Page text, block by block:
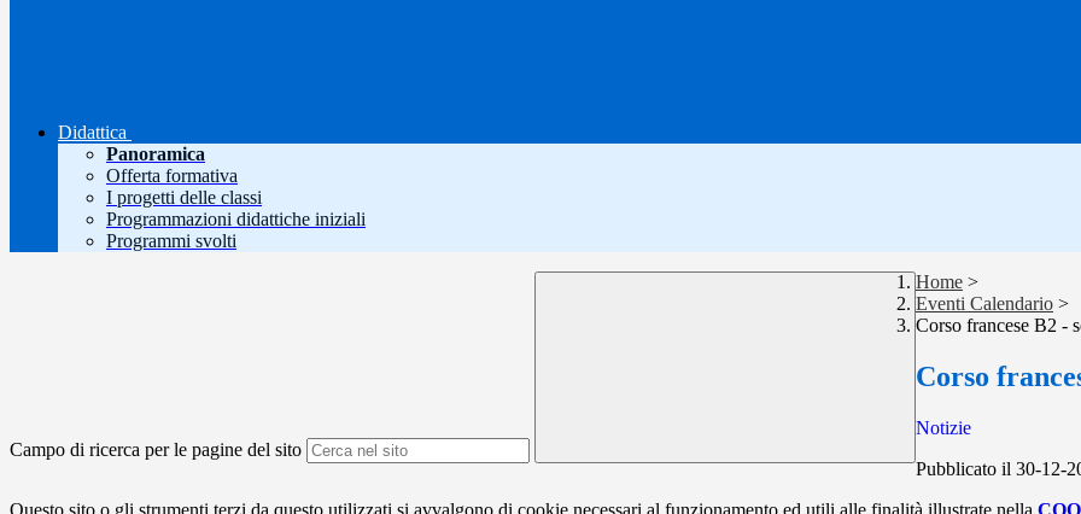
Didattica
Panoramica
Offerta formativa
I progetti delle classi
Programmazioni didattiche iniziali
Programmi svolti
Campo di ricerca per le pagine del sito
Home >
Eventi Calendario >
Corso francese B2 -
Corso
Notizie
Pubblicato il 30-12-